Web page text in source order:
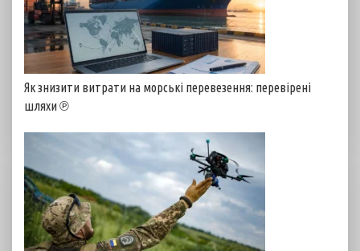
Як знизити витрати на морські перевезення: перевірені
шляхи ℗